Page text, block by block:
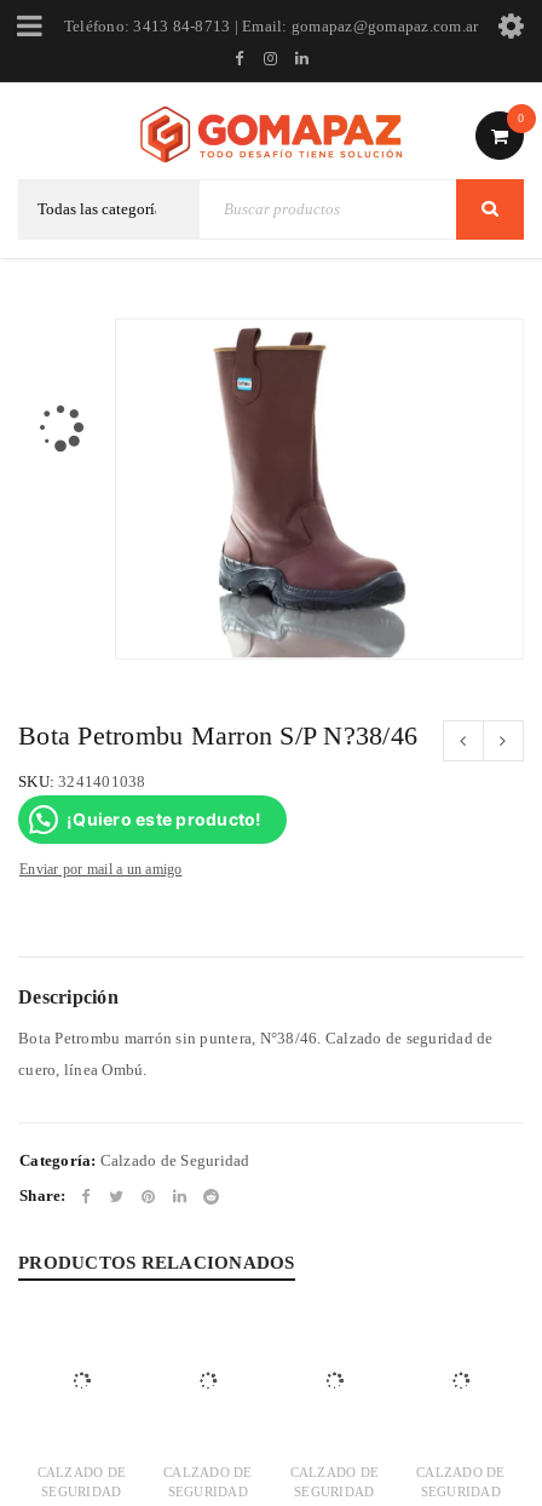
Teléfono: 3413 84-8713 | Email: gomapaz@gomapaz.com.ar
0
Bota Petrombu Marron S/P N?38/46
SKU: 3241401038
¡Quiero este producto!
Enviar por mail a un amigo
Descripción
Bota Petrombu marrón sin puntera, N°38/46. Calzado de seguridad de
cuero, línea Ombú.
Categoría: Calzado de Seguridad
Share:
PRODUCTOS RELACIONADOS
CALZADO DE
SEGURIDAD
CALZADO DE
SEGURIDAD
CALZADO DE
SEGURIDAD
CALZADO DE
SEGURIDAD